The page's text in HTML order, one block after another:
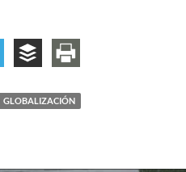
Como Gaza, o la Victoria
GLOBALIZACIÓN